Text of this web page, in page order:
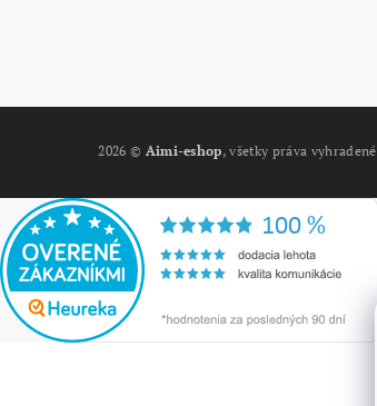
2026 © Aimi-eshop, všetky práva vyhradené